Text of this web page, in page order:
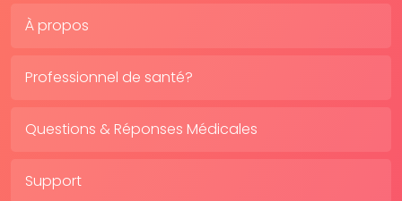
À propos
Professionnel de santé?
Questions & Réponses Médicales
Support